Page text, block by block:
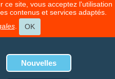
ce site, vous acceptez l'utilisation
contenus et services adaptés.
. OK
Nouvelles